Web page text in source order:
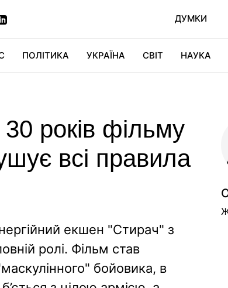
ДУМКИ
ПОЛІТИКА УКРАЇНА СВІТ НАУКА
років фільму
всі правила
екшен "Стирач" з
ролі. Фільм став
бойовика, в